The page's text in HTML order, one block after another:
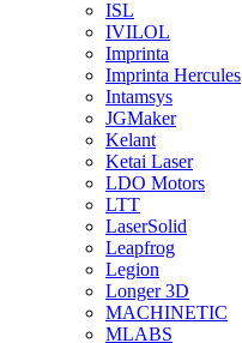
ISL
IVILOL
Imprinta
Imprinta Hercules
Intamsys
JGMaker
Kelant
Ketai Laser
LDO Motors
LTT
LaserSolid
Leapfrog
Legion
Longer 3D
MACHINETIC
MLABS